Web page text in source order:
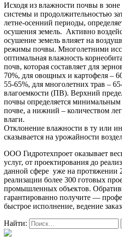
Исходя из влажности почвы в зоне
системы и продолжительностью
летне-осенний периоды,
осушения земель. Активно
осушение земель влияет на
режимы почвы. Многолетними
оптимальная влажность
почв, которая составляет для
70%, для овощных и картофеля –
55-65%, для многолетних трав –
влагоемкости (ПВ). Верхний
почвы определяется минимальным
почве, а нижний – количеством
влаги.
Отклонение влажности в ту или
сказывается на урожайности
ООО Гидротехпроет оказывает
услуг, от проектирования до
данной сфере уже на протяжении
реализации более 300 готовых
промышленных объектов.
гарантированно получите —
быстрое исполнение, ведение
Найти: